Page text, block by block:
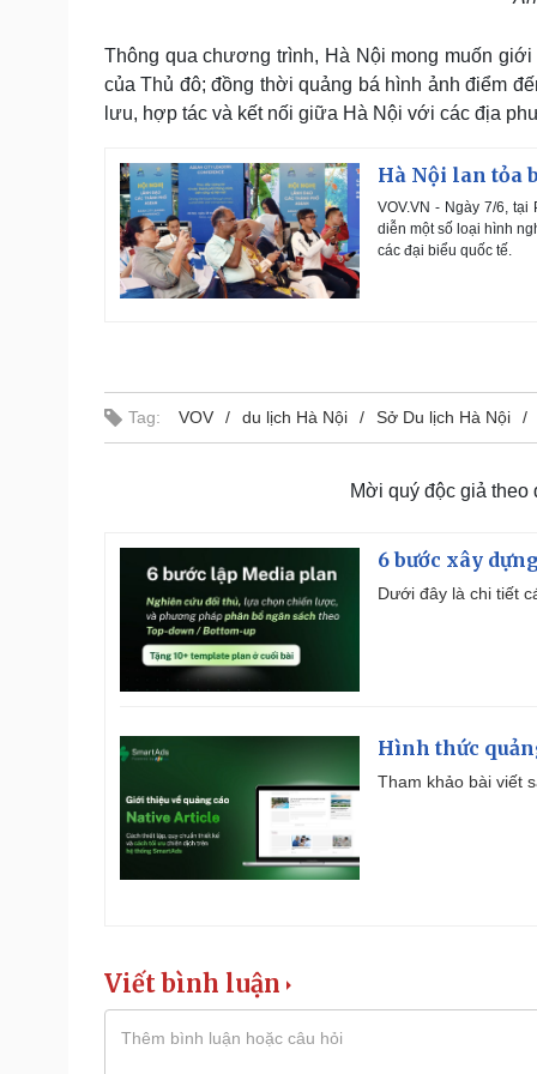
Thông qua chương trình, Hà Nội mong muốn
của Thủ đô; đồng thời quảng bá hình ảnh điểm
lưu, hợp tác và kết nối giữa Hà Nội với các địa
Hà Nội lan tỏa
VOV.VN - Ngày 7/6,
diễn một số loại hình
các đại biểu quốc tế.
Tag: VOV du lịch Hà Nội Sở Du lịch Hà Nội
Mời quý độc giả theo
6 bước xây
Dưới đây là chi tiết
Hình thức
Tham khảo bài viết
Viết bình luận